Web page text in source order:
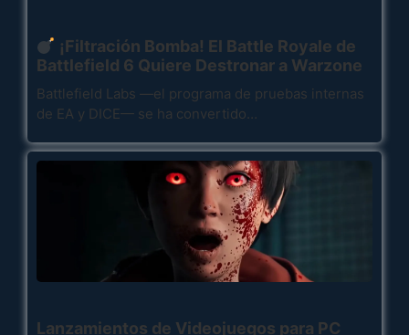
¡Filtración Bomba! El Battle Royale de
Battlefield 6 Quiere Destronar a Warzone
Battlefield Labs —el programa de pruebas internas
de EA y DICE— se ha convertido…
Lanzamientos de Videojuegos para PC